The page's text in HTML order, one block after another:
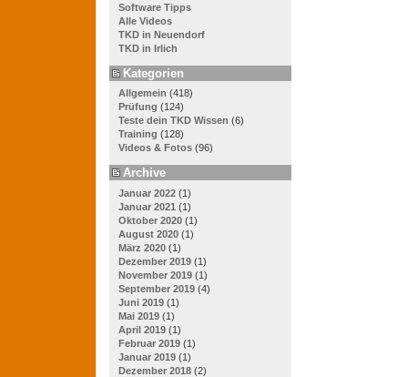
Software Tipps
Alle Videos
TKD in Neuendorf
TKD in Irlich
Kategorien
Allgemein (418)
Prüfung (124)
Teste dein TKD Wissen (6)
Training (128)
Videos & Fotos (96)
Archive
Januar 2022 (1)
Januar 2021 (1)
Oktober 2020 (1)
August 2020 (1)
März 2020 (1)
Dezember 2019 (1)
November 2019 (1)
September 2019 (4)
Juni 2019 (1)
Mai 2019 (1)
April 2019 (1)
Februar 2019 (1)
Januar 2019 (1)
Dezember 2018 (2)